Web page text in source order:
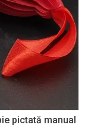
pictată manual